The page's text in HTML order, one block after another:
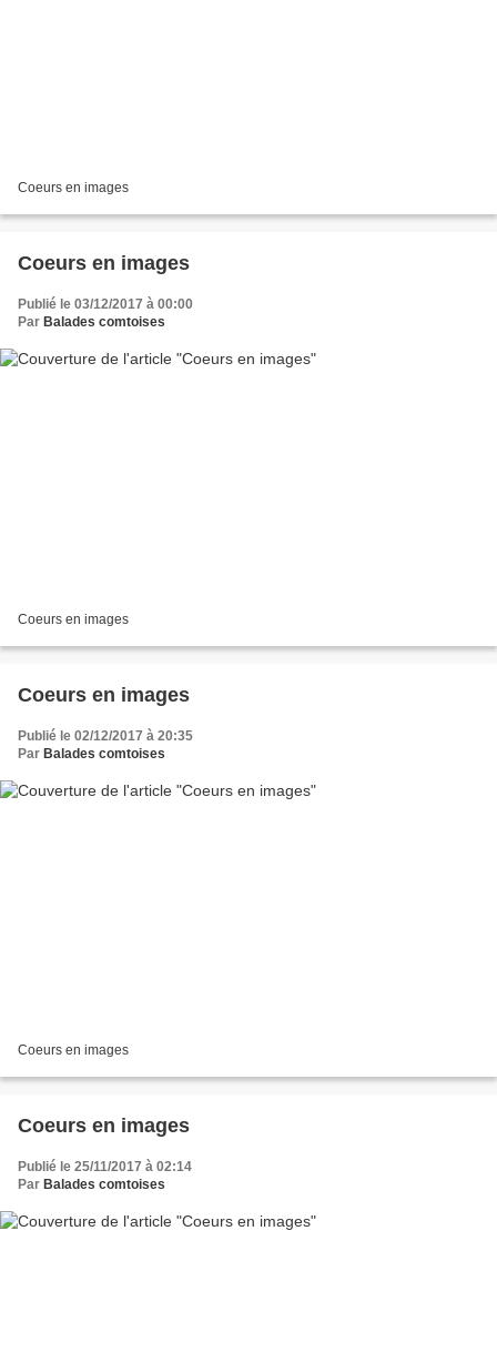
Coeurs en images
Coeurs en images
Publié le 03/12/2017 à 00:00
Par Balades comtoises
Coeurs en images
Coeurs en images
Publié le 02/12/2017 à 20:35
Par Balades comtoises
Coeurs en images
Coeurs en images
Publié le 25/11/2017 à 02:14
Par Balades comtoises